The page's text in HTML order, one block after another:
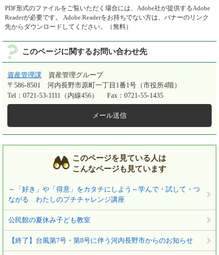
PDF形式のファイルをご覧いただく場合には、Adobe社が提供するAdobe
Readerが必要です。
Adobe Readerをお持ちでない方は、バナーのリンク
先からダウンロードしてください。（無料）
このページに関するお問い合わせ先
資産管理課
資産管理グループ
〒586-8501
河内長野市原町一丁目1番1号（市役所4階）
Tel：0721-53-1111（内線456）
Fax：0721-55-1435
メール送信
このページを見ている人は
こんなページも見ています
～「好き」や「得意」をカタチにしよう～学んで・試して・つ
ながる わたしのプチチャレンジ講座
公民館の夏休み子ども教室
【終了】台風第7号・第8号に伴う河内長野市からのお知らせ